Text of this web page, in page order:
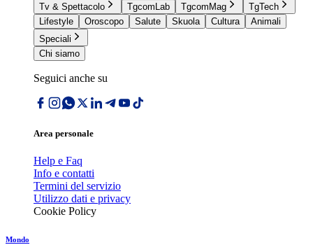
Tv & Spettacolo
TgcomLab TgcomMag
TgTech
Lifestyle
Oroscopo Salute Skuola Cultura
Animali
Speciali
Chi siamo
Seguici anche su
Area personale
Help e Faq
Info e contatti
Termini del servizio
Utilizzo dati e privacy
Cookie Policy
Mondo